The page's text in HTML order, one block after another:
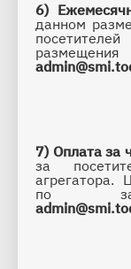
6)
данном
7) Оплата за
за
агрегатора.